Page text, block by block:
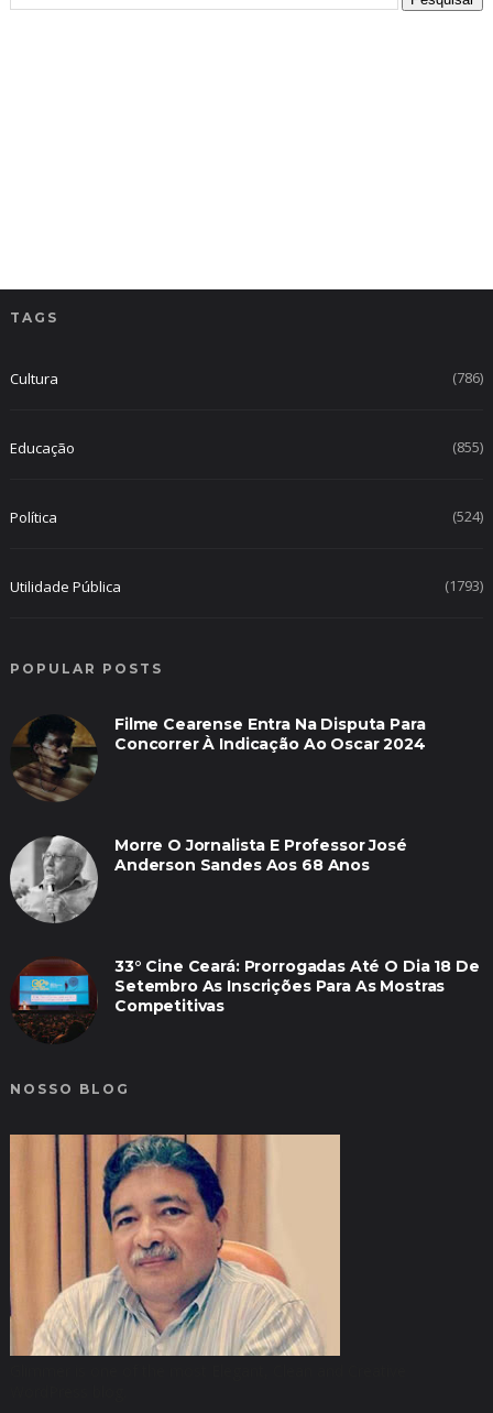
TAGS
Cultura (786)
Educação (855)
Política (524)
Utilidade Pública (1793)
POPULAR POSTS
Filme Cearense Entra Na Disputa Para
Concorrer À Indicação Ao Oscar 2024
Morre O Jornalista E Professor José
Anderson Sandes Aos 68 Anos
33° Cine Ceará: Prorrogadas Até O Dia 18 De
Setembro As Inscrições Para As Mostras
Competitivas
NOSSO BLOG